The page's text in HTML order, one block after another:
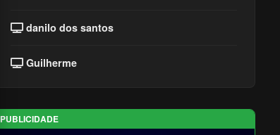
danilo dos santos
Guilherme
PUBLICIDADE